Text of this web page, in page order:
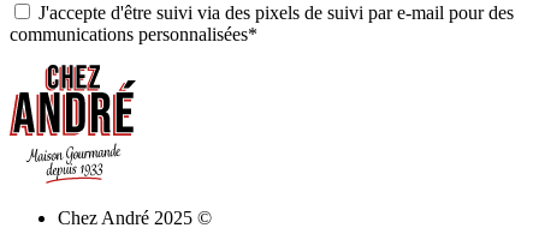
J'accepte d'être suivi via des pixels de suivi par e-mail pour des
communications personnalisées*
Chez André 2025 ©